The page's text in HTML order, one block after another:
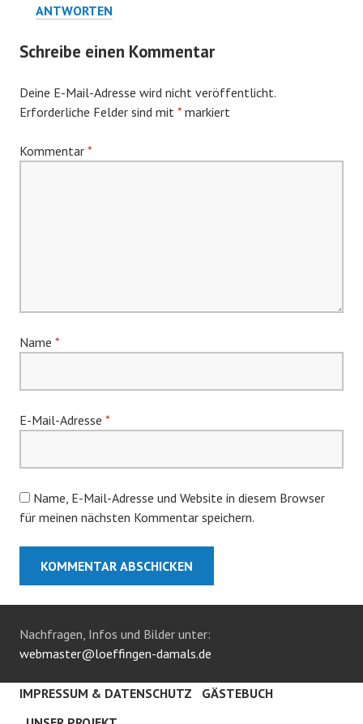
ANTWORTEN
Schreibe einen Kommentar
Deine E-Mail-Adresse wird nicht veröffentlicht.
Erforderliche Felder sind mit * markiert
Kommentar *
Name *
E-Mail-Adresse *
Name, E-Mail-Adresse und Website in diesem Browser
für meinen nächsten Kommentar speichern.
Nachfragen, Infos und Bilder unter:
webmaster@loeffingen-damals.de
IMPRESSUM & DATENSCHUTZ
GÄSTEBUCH